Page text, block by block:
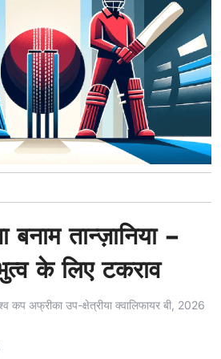
बनाम तान्ज़ानिया –
के लिए टकराव
कप अफ्रीका उप-क्षेत्रीया क्वालिफायर बी, 2026